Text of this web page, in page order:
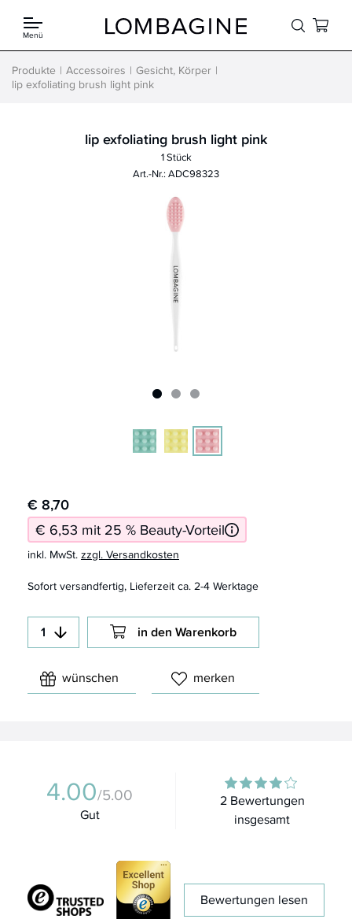
Menü
Produkte Accessoires
Gesicht, Körper
lip exfoliating brush light pink
lip exfoliating brush light pink
1 Stück
Art.-Nr.: ADC98323
€ 8,70
€ 6,53 mit 25 % Beauty-Vorteil
inkl. MwSt.zzgl. Versandkosten
Sofort versandfertig, Lieferzeit ca. 2-4 Werktage
in den Warenkorb
wünschen merken
4.00/5.00
Gut
2 Bewertungen
insgesamt
Bewertungen lesen